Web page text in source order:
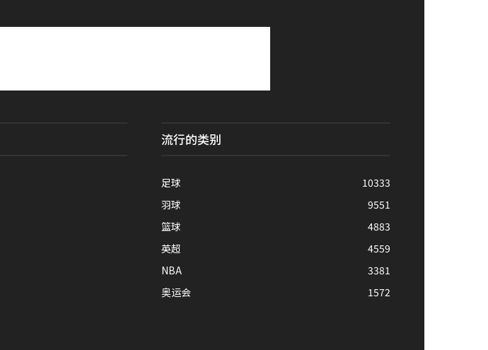
流行的类别
足球
10333
羽球
9551
篮球
4883
英超
4559
NBA
3381
奥运会
1572